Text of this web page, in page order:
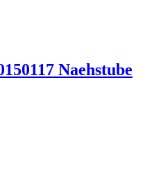
Naehstube